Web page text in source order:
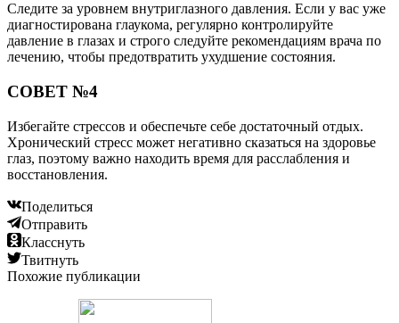
Следите за уровнем внутриглазного давления. Если у вас уже
диагностирована глаукома, регулярно контролируйте
давление в глазах и строго следуйте рекомендациям врача по
лечению, чтобы предотвратить ухудшение состояния.
СОВЕТ №4
Избегайте стрессов и обеспечьте себе достаточный отдых.
Хронический стресс может негативно сказаться на здоровье
глаз, поэтому важно находить время для расслабления и
восстановления.
Поделиться
Отправить
Класснуть
Твитнуть
Похожие публикации